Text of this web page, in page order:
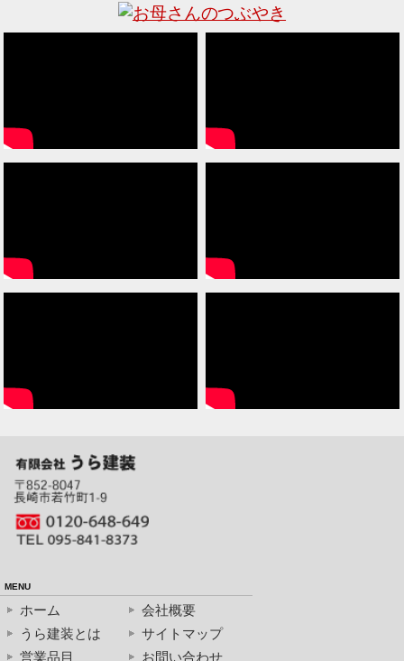
MENU
ホーム
うら建装とは
営業品目
会社概要
サイトマップ
お問い合わせ